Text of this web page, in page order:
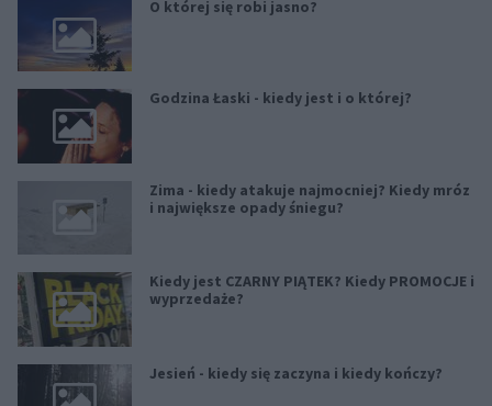
O której się robi jasno?
Godzina Łaski - kiedy jest i o której?
Zima - kiedy atakuje najmocniej? Kiedy mróz
i największe opady śniegu?
Kiedy jest CZARNY PIĄTEK? Kiedy PROMOCJE i
wyprzedaże?
Jesień - kiedy się zaczyna i kiedy kończy?